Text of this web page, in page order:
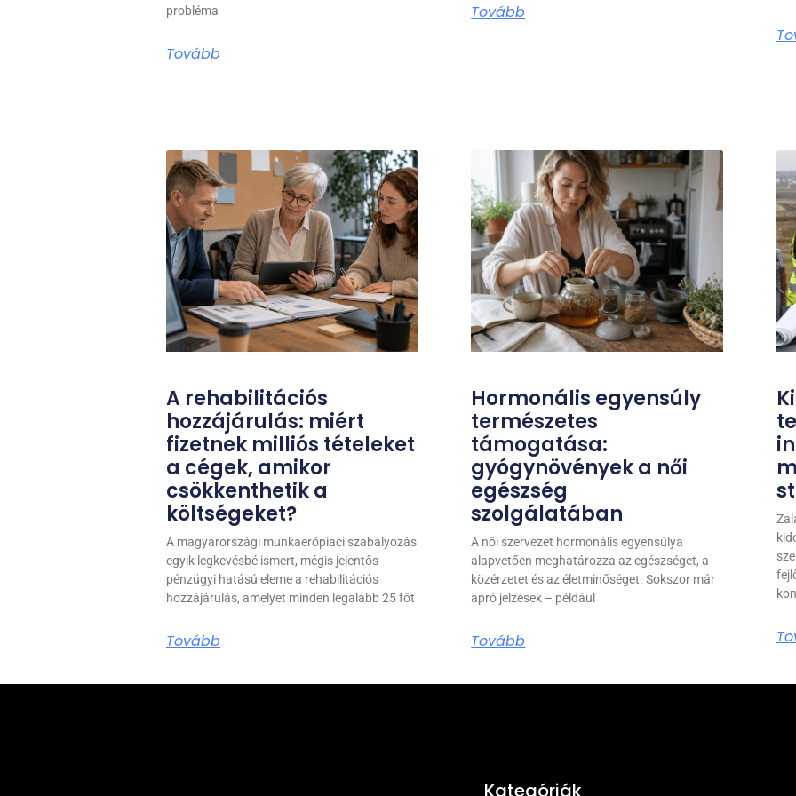
probléma
Tovább
Tovább
A rehabilitációs
hozzájárulás: miért
fizetnek milliós tételeket
a cégek, amikor
csökkenthetik a
költségeket?
A magyarországi munkaerőpiaci szabályozás
egyik legkevésbé ismert, mégis jelentős
pénzügyi hatású eleme a rehabilitációs
hozzájárulás, amelyet minden legalább 25 főt
Tovább
Hormonális egyensúly
természetes
támogatása:
gyógynövények a női
egészség
szolgálatában
A női szervezet hormonális egyensúlya
alapvetően meghatározza az egészséget, a
közérzetet és az életminőséget. Sokszor már
apró jelzések – például
Tovább
Kategóriák